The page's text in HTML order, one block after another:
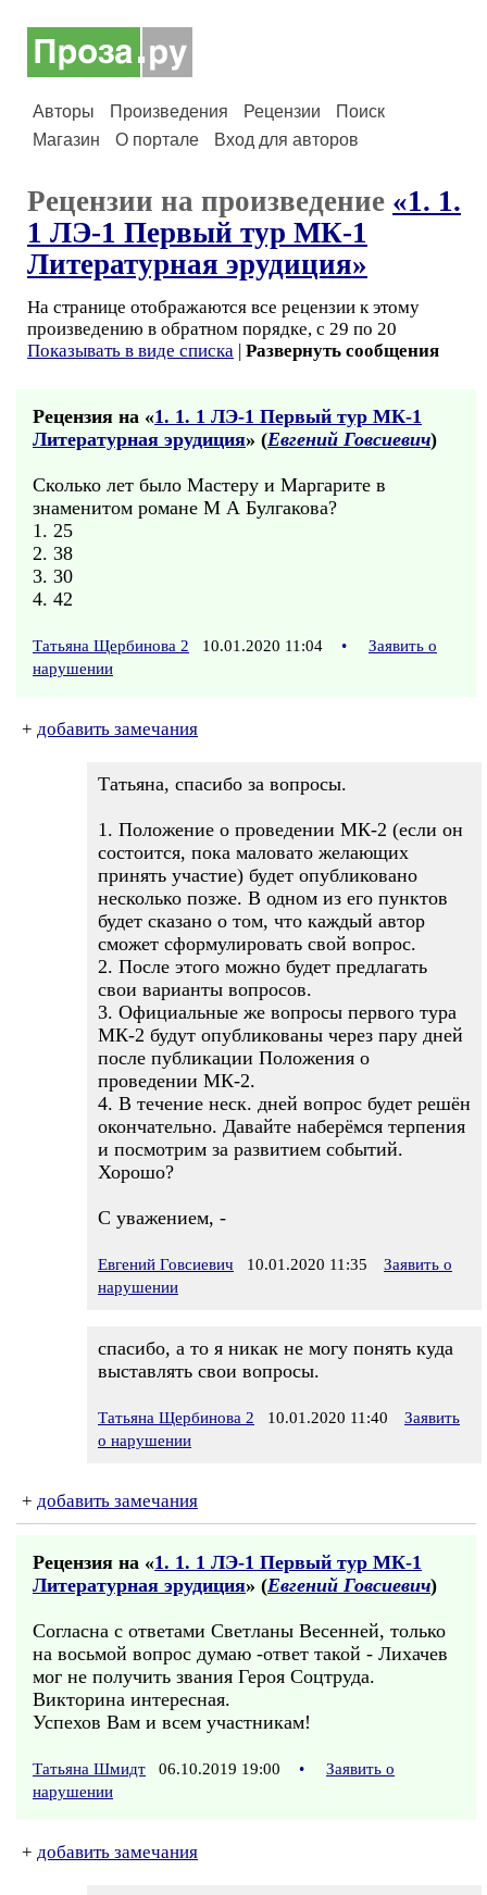
Авторы Произведения Рецензии
Поиск
Магазин
О портале Вход для авторов
Рецензии на произведение «1. 1.
1 ЛЭ-1 Первый тур МК-1
Литературная эрудиция»
На странице отображаются все рецензии к этому
произведению в обратном порядке, с 29 по 20
Показывать в виде списка | Развернуть сообщения
Рецензия на «1. 1. 1 ЛЭ-1 Первый тур МК-1
Литературная эрудиция» (Евгений Говсиевич)
Сколько лет было Мастеру и Маргарите в
знаменитом романе М А Булгакова?
1. 25
2. 38
3. 30
4. 42
Татьяна Щербинова 2 10.01.2020 11:04 •
Заявить о
нарушении
+ добавить замечания
Татьяна, спасибо за вопросы.
1. Положение о проведении МК-2 (если он
состоится, пока маловато желающих
принять участие) будет опубликовано
несколько позже. В одном из его пунктов
будет сказано о том, что каждый автор
сможет сформулировать свой вопрос.
2. После этого можно будет предлагать
свои варианты вопросов.
3. Официальные же вопросы первого тура
МК-2 будут опубликованы через пару дней
после публикации Положения о
проведении МК-2.
4. В течение неск. дней вопрос будет решён
окончательно. Давайте наберёмся терпения
и посмотрим за развитием событий.
Хорошо?
С уважением, -
Евгений Говсиевич 10.01.2020 11:35
Заявить о
нарушении
спасибо, а то я никак не могу понять куда
выставлять свои вопросы.
Татьяна Щербинова 2 10.01.2020 11:40
Заявить
о нарушении
+ добавить замечания
Рецензия на «1. 1. 1 ЛЭ-1 Первый тур МК-1
Литературная эрудиция» (Евгений Говсиевич)
Согласна с ответами Светланы Весенней, только
на восьмой вопрос думаю -ответ такой - Лихачев
мог не получить звания Героя Соцтруда.
Викторина интересная.
Успехов Вам и всем участникам!
Татьяна Шмидт 06.10.2019 19:00 •
Заявить о
нарушении
+ добавить замечания